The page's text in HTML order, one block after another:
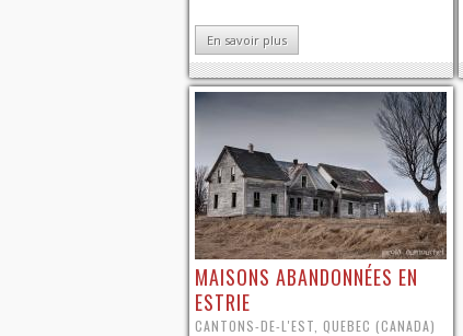
En savoir plus
MAISONS ABANDONNÉES EN
ESTRIE
CANTONS-DE-L'EST, QUEBEC (CANADA)